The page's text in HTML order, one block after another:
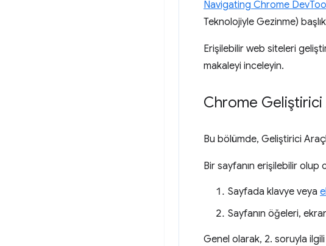
Navigating Chrome
Teknolojiyle Gezinme)
Erişilebilir web siteleri
makaleyi inceleyin.
Chrome Geliştirici
Bu bölümde, Geliştirici
Bir sayfanın erişilebilir olup
Sayfada klavye veya
Sayfanın öğeleri,
Genel olarak, 2. soruyla